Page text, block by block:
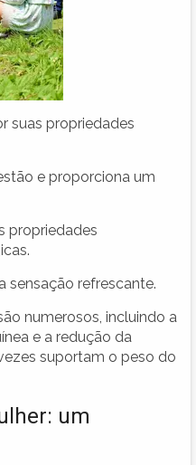
suas propriedades
e proporciona um
propriedades
sensação refrescante.
numerosos, incluindo a
e a redução da
suportam o peso do
um